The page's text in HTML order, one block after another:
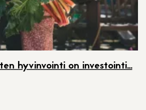
hyvinvointi on investointi…